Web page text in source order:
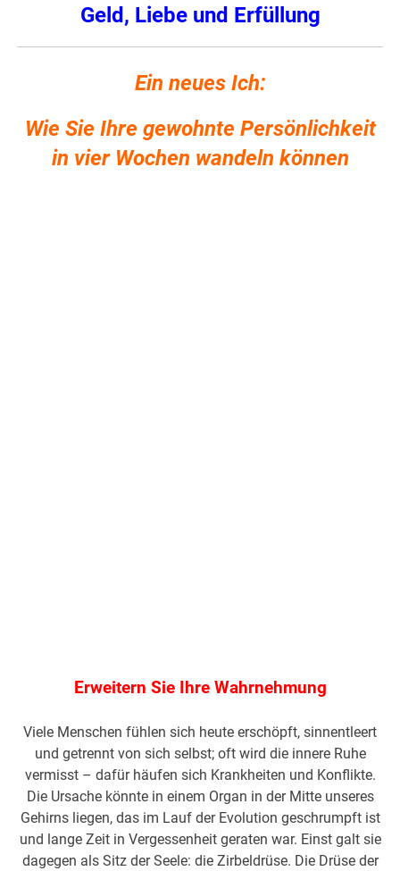
Geld, Liebe und Erfüllung
Ein neues Ich:
Wie Sie Ihre gewohnte Persönlichkeit
in vier Wochen wandeln können
Erweitern Sie Ihre Wahrnehmung
Viele Menschen fühlen sich heute erschöpft, sinnentleert
und getrennt von sich selbst; oft wird die innere Ruhe
vermisst – dafür häufen sich Krankheiten und Konflikte.
Die Ursache könnte in einem Organ in der Mitte unseres
Gehirns liegen, das im Lauf der Evolution geschrumpft ist
und lange Zeit in Vergessenheit geraten war. Einst galt sie
dagegen als Sitz der Seele: die Zirbeldrüse. Die Drüse der